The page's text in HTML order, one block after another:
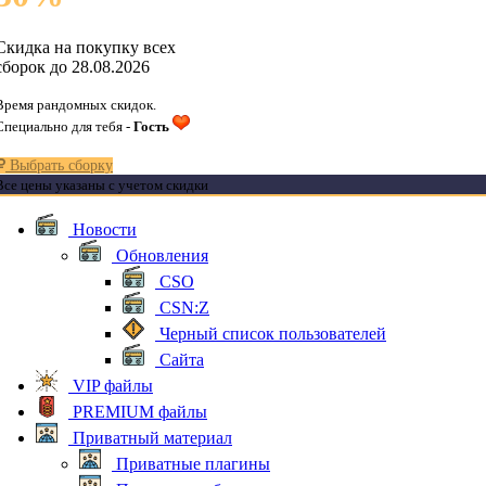
на покупку всех
до 28.08.2026
рандомных скидок.
для тебя - Гость
Выбрать сборку
цены указаны с учетом скидки
Новости
Обновления
CSO
CSN:Z
Черный список пользователей
Сайта
VIP файлы
PREMIUM файлы
Приватный материал
Приватные плагины